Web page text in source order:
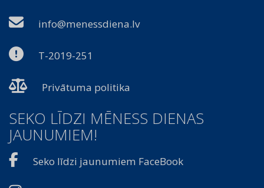
info@menessdiena.lv
T-2019-251
Privātuma politika
SEKO LĪDZI MĒNESS DIENAS
JAUNUMIEM!
Seko līdzi jaunumiem FaceBook